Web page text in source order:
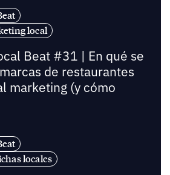
local
Beat #31 | En qué se
de restaurantes
marketing (y cómo
locales